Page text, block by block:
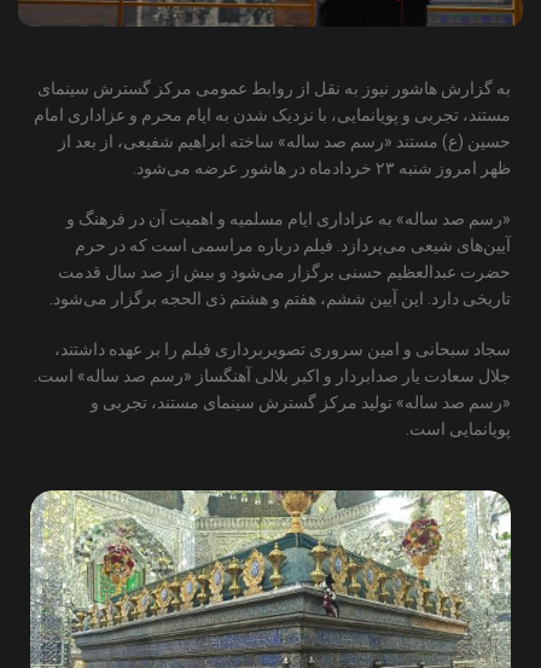
به گزارش هاشور نیوز به نقل از روابط عمومی مرکز گسترش سینمای
مستند، تجربی و پویانمایی، با نزدیک شدن به ایام محرم و عزاداری امام
حسین (ع) مستند «رسم صد ساله» ساخته ابراهیم شفیعی، از بعد از
ظهر امروز شنبه ۲۳ خردادماه در هاشور عرضه می‌شود.
«رسم صد ساله» به عزاداری ایام مسلمیه و اهمیت آن در فرهنگ و
آیین‌های شیعی می‌پردازد. فیلم درباره مراسمی است که در حرم
حضرت عبدالعظیم حسنی برگزار می‌شود و بیش از صد سال قدمت
تاریخی دارد. این آیین ششم، هفتم و هشتم ذی الحجه برگزار می‌شود.
سجاد سبحانی و امین سروری تصویربرداری فیلم را بر عهده داشتند،
جلال سعادت یار صدابردار و اکبر بلالی آهنگساز «رسم صد ساله» است.
«رسم صد ساله» تولید مرکز گسترش سینمای مستند، تجربی و
پویانمایی است.